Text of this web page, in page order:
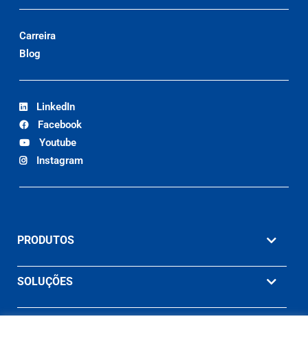
Carreira
Blog
LinkedIn
Facebook
Youtube
Instagram
PRODUTOS
SOLUÇÕES